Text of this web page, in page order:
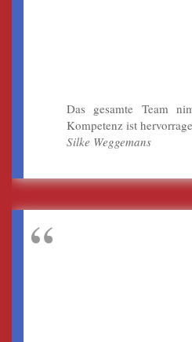
Das gesamte Team
Kompetenz ist
Silke Weggemans